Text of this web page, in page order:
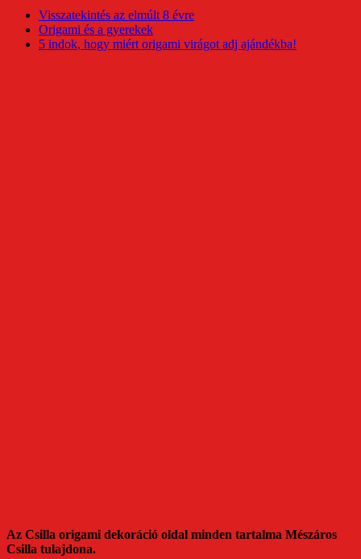
Visszatekintés az elmúlt 8 évre
Origami és a gyerekek
5 indok, hogy miért origami virágot adj ajándékba!
Az Csilla origami dekoráció oldal minden tartalma Mészáros
Csilla tulajdona.